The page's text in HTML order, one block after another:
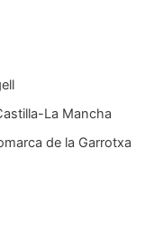
La Mancha
de la Garrotxa